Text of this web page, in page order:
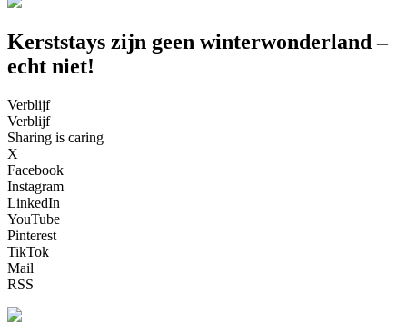
Kerststays zijn geen winterwonderland –
echt niet!
Verblijf
Verblijf
Sharing is caring
X
Facebook
Instagram
LinkedIn
YouTube
Pinterest
TikTok
Mail
RSS